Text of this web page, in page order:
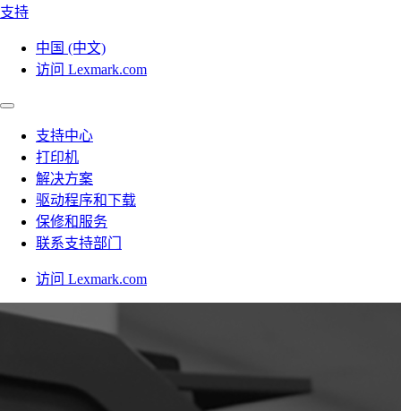
支持
中国 (中文)
访问 Lexmark.com
支持中心
打印机
解决方案
驱动程序和下载
保修和服务
联系支持部门
访问 Lexmark.com